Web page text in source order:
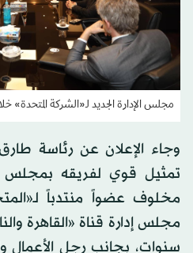
مجلس الإدارة الجديد لـ«الشركة المتحدة»
وجاء الإعلان عن رئاسة
تمثيل قوي لفريقه بمجلس
مخلوف عضواً منتدباً
مجلس إدارة قناة «القاهرة
سنوات، بجانب رجل الأعمال